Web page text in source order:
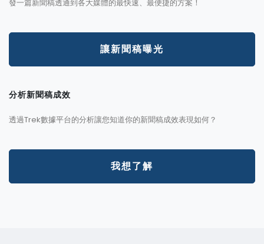
發一篇新聞稿透通到各大媒體的最快速、最便捷的方案！
讓新聞稿曝光
分析新聞稿成效
透過Trek數據平台的分析讓您知道你的新聞稿成效表現如何？
我想了解